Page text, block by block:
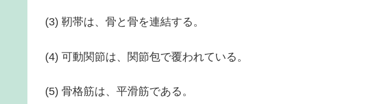
(3) 靭帯は、骨と骨を連結する。
(4) 可動関節は、関節包で覆われている。
(5) 骨格筋は、平滑筋である。